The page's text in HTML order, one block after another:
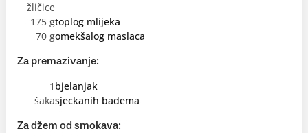
žličice
175 gtoplog mlijeka
70 gomekšalog maslaca
Za premazivanje:
1 bjelanjak
šakasjeckanih badema
Za džem od smokava: